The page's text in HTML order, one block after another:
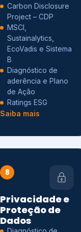
Carbon Disclosure
Project – CDP
MSCI,
Sustainalytics,
EcoVadis e Sistema
B
Diagnóstico de
aderência e Plano
de Ação
Ratings ESG
Saiba mais
8
Privacidade e
Proteção de
Dados